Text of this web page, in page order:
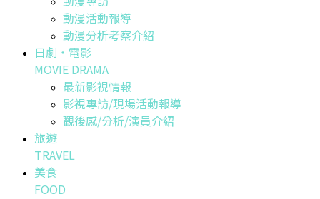
動漫活動報導
動漫分析考察介紹
日劇・電影
MOVIE DRAMA
最新影視情報
影視專訪/現場活動報導
觀後感/分析/演員介紹
旅遊
TRAVEL
美食
FOOD